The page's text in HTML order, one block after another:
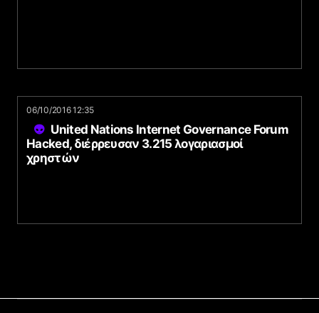
06/10/2016 12:35
United Nations Internet Governance Forum
Hacked, διέρρευσαν 3.215 λογαριασμοί
χρηστών